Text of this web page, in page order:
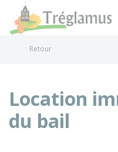
Retour
Location
du bail